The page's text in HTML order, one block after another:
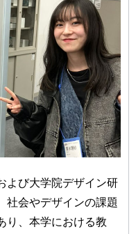
よび大学院デザイン研
社会やデザインの課題
り、本学における教